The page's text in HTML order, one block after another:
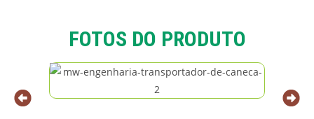
FOTOS DO PRODUTO